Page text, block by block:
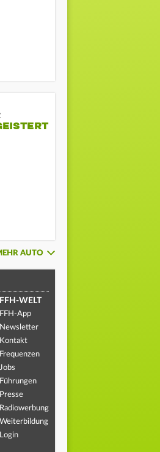
AUTO
FFH-WELT
FFH-App
Newsletter
Kontakt
Frequenzen
Jobs
Führungen
Presse
Radiowerbung
Weiterbildung
Login